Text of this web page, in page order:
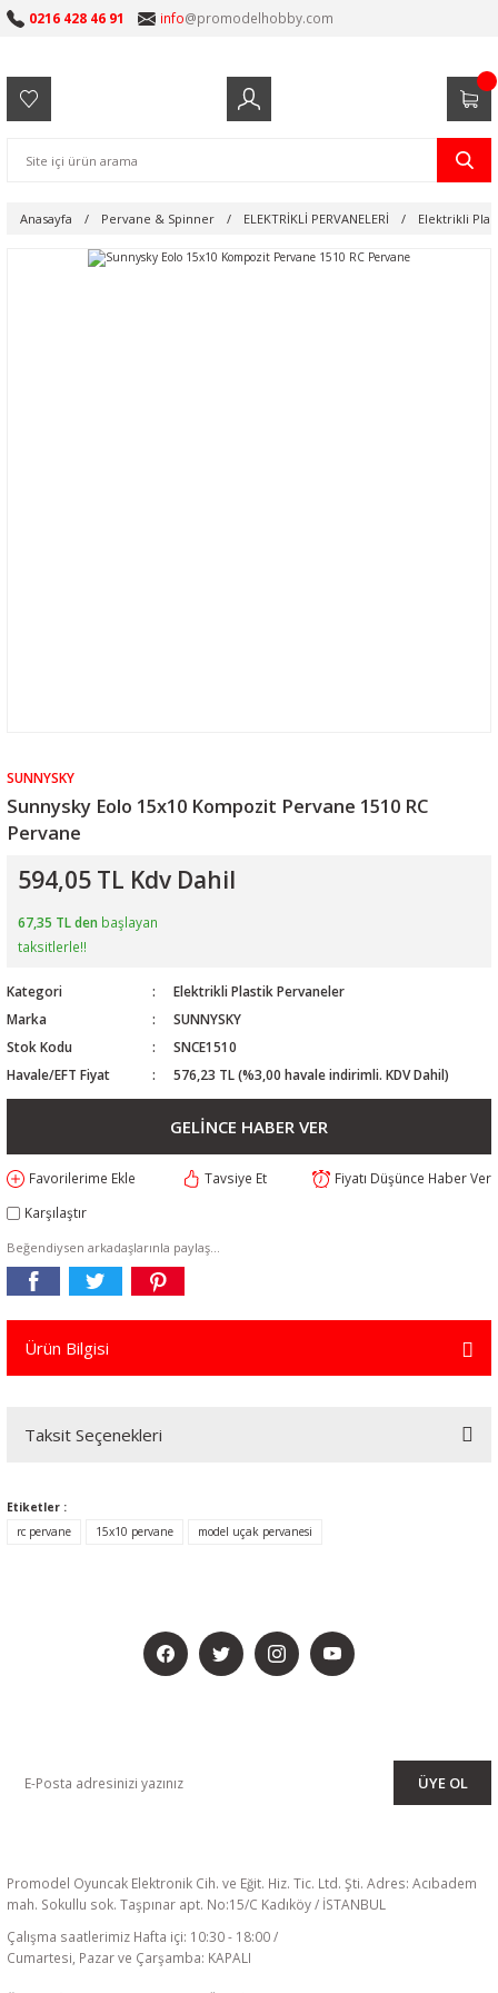
0216 428 46 91 info@promodelhobby.com
Anasayfa Pervane & Spinner ELEKTRİKLİ PERVANELERİ Elektrikli
SUNNYSKY
Sunnysky Eolo 15x10 Kompozit Pervane 1510 RC
Pervane
594,05 TL Kdv Dahil
67,35 TL den başlayan
taksitlerle!!
Kategori
Elektrikli Plastik Pervaneler
Marka
SUNNYSKY
Stok Kodu
SNCE1510
Havale/EFT Fiyat
576,23 TL (%3,00 havale indirimli. KDV Dahil)
GELİNCE HABER VER
Tavsiye Et
Fiyatı Düşünce Haber Ver
Karşılaştır
Beğendiysen arkadaşlarınla paylaş...
Ürün Bilgisi
Taksit Seçenekleri
Etiketler :
rc pervane
15x10 pervane model uçak pervanesi
ÜYE OL
Promodel Oyuncak Elektronik Cih. ve Eğit. Hiz. Tic. Ltd. Şti. Adres: Acıbadem
mah. Sokullu sok. Taşpınar apt. No:15/C Kadıköy / İSTANBUL
Çalışma saatlerimiz Hafta içi: 10:30 - 18:00 /
Cumartesi, Pazar ve Çarşamba: KAPALI